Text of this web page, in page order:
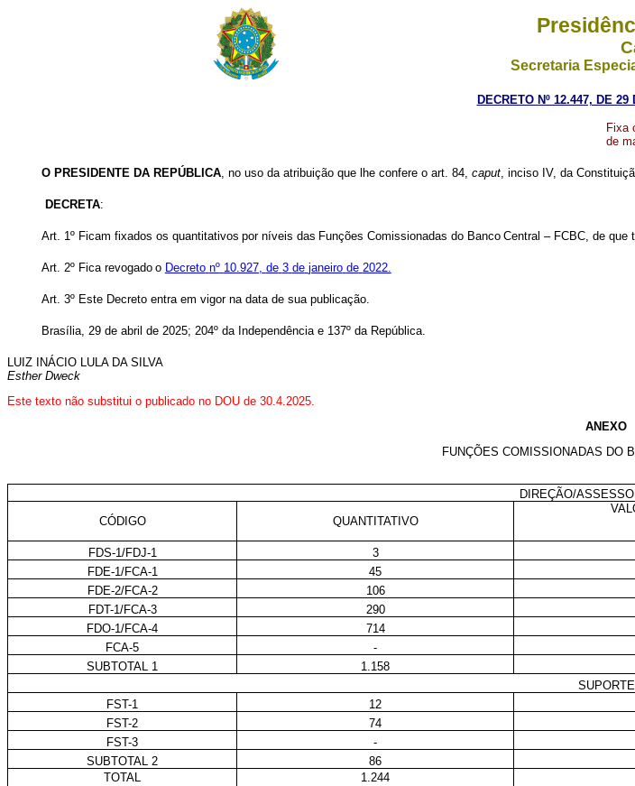
Secretaria
DECRETO Nº 12.447, DE
Fixa
de
O PRESIDENTE DA REPÚBLICA, no uso da atribuição que lhe confere o art. 84, caput, inciso IV, da
DECRETA:
Art. 1º Ficam fixados os quantitativos por níveis das Funções Comissionadas do Banco Central – FCBC, de que
Art. 2º Fica revogado o Decreto nº 10.927, de 3 de janeiro de 2022.
Art. 3º Este Decreto entra em vigor na data de sua publicação.
Brasília, 29 de abril de 2025; 204º da Independência e 137º da República.
LUIZ INÁCIO LULA DA SILVA
Esther Dweck
Este texto não substitui o publicado no DOU de 30.4.2025.
ANEXO
FUNÇÕES COMISSIONADAS DO
DIREÇÃO/
CÓDIGO
QUANTITATIVO
FDS-1/FDJ-1
3
FDE-1/FCA-1
45
FDE-2/FCA-2
106
FDT-1/FCA-3
290
FDO-1/FCA-4
714
FCA-5
-
SUBTOTAL 1
1.158
SUPORTE
FST-1
12
FST-2
74
FST-3
-
SUBTOTAL 2
86
TOTAL
1.244